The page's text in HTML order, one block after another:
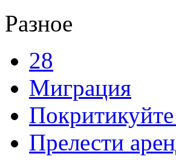
Разное
28
Миграция
Прелести